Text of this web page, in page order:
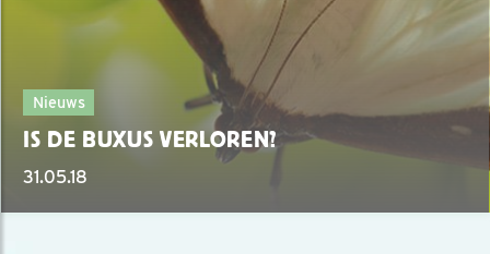
Nieuws
IS DE BUXUS VERLOREN?
31.05.18